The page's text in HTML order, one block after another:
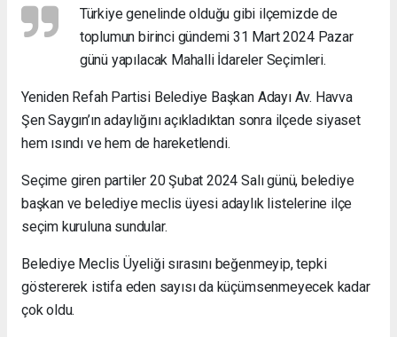
Türkiye genelinde olduğu gibi ilçemizde de
toplumun birinci gündemi 31 Mart 2024 Pazar
günü yapılacak Mahalli İdareler Seçimleri.
Yeniden Refah Partisi Belediye Başkan Adayı Av. Havva
Şen Saygın’ın adaylığını açıkladıktan sonra ilçede siyaset
hem ısındı ve hem de hareketlendi.
Seçime giren partiler 20 Şubat 2024 Salı günü, belediye
başkan ve belediye meclis üyesi adaylık listelerine ilçe
seçim kuruluna sundular.
Belediye Meclis Üyeliği sırasını beğenmeyip, tepki
göstererek istifa eden sayısı da küçümsenmeyecek kadar
çok oldu.